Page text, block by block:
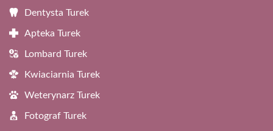
Dentysta Turek
Apteka Turek
Lombard Turek
Kwiaciarnia Turek
Weterynarz Turek
Fotograf Turek